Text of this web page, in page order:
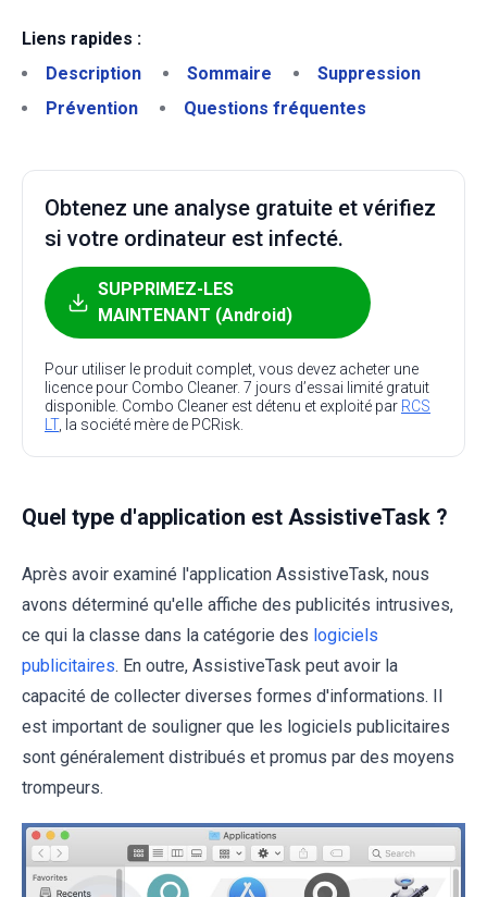
Liens rapides :
Description
Sommaire
Suppression
Prévention
Questions fréquentes
Obtenez une analyse gratuite et vérifiez
si votre ordinateur est infecté.
SUPPRIMEZ-LES
MAINTENANT (Android)
Pour utiliser le produit complet, vous devez acheter une
licence pour Combo Cleaner. 7 jours d’essai limité gratuit
disponible. Combo Cleaner est détenu et exploité par RCS
LT, la société mère de PCRisk.
Quel type d'application est AssistiveTask ?
Après avoir examiné l'application AssistiveTask, nous
avons déterminé qu'elle affiche des publicités intrusives,
ce qui la classe dans la catégorie des logiciels
publicitaires. En outre, AssistiveTask peut avoir la
capacité de collecter diverses formes d'informations. Il
est important de souligner que les logiciels publicitaires
sont généralement distribués et promus par des moyens
trompeurs.